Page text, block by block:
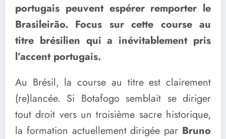
portugais peuvent espérer remporter le
Brasileirão. Focus sur cette course au
titre brésilien qui a inévitablement pris
l’accent portugais.
Au Brésil, la course au titre est clairement
(re)lancée. Si Botafogo semblait se diriger
tout droit vers un troisième sacre historique,
la formation actuellement dirigée par Bruno